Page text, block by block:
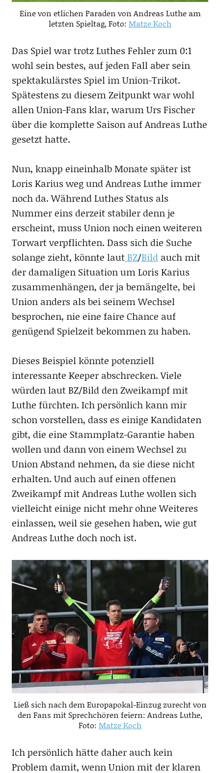
Eine von etlichen Paraden von Andreas Luthe am
letzten Spieltag, Foto: Matze Koch
Das Spiel war trotz Luthes Fehler zum 0:1
wohl sein bestes, auf jeden Fall aber sein
spektakulärstes Spiel im Union-Trikot.
Spätestens zu diesem Zeitpunkt war wohl
allen Union-Fans klar, warum Urs Fischer
über die komplette Saison auf Andreas Luthe
gesetzt hatte.
Nun, knapp eineinhalb Monate später ist
Loris Karius weg und Andreas Luthe immer
noch da. Während Luthes Status als
Nummer eins derzeit stabiler denn je
erscheint, muss Union noch einen weiteren
Torwart verpflichten. Dass sich die Suche
solange zieht, könnte lautBZ/Bildauch mit
der damaligen Situation um Loris Karius
zusammenhängen, der ja bemängelte, bei
Union anders als bei seinem Wechsel
besprochen, nie eine faire Chance auf
genügend Spielzeit bekommen zu haben.
Dieses Beispiel könnte potenziell
interessante Keeper abschrecken. Viele
würden laut BZ/Bild den Zweikampf mit
Luthe fürchten. Ich persönlich kann mir
schon vorstellen, dass es einige Kandidaten
gibt, die eine Stammplatz-Garantie haben
wollen und dann von einem Wechsel zu
Union Abstand nehmen, da sie diese nicht
erhalten. Und auch auf einen offenen
Zweikampf mit Andreas Luthe wollen sich
vielleicht einige nicht mehr ohne Weiteres
einlassen, weil sie gesehen haben, wie gut
Andreas Luthe doch noch ist.
Ließ sich nach dem Europapokal-Einzug zurecht von
den Fans mit Sprechchören feiern: Andreas Luthe,
Foto: Matze Koch
Ich persönlich hätte daher auch kein
Problem damit, wenn Union mit der klaren